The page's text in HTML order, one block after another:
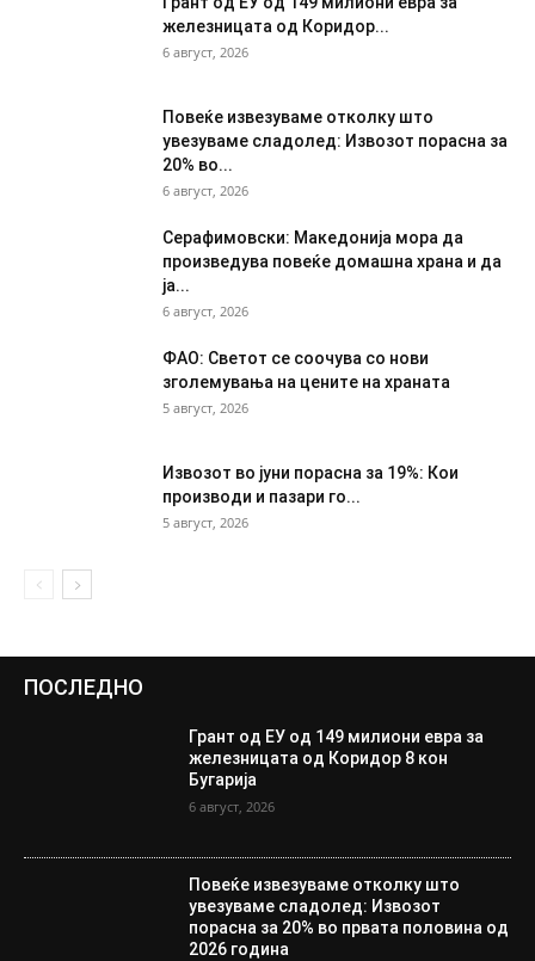
железницата од Коридор...
6 август, 2026
Повеќе извезуваме отколку што
увезуваме сладолед: Извозот порасна за
20% во...
6 август, 2026
Серафимовски: Македонија мора да
произведува повеќе домашна храна и да
ја...
6 август, 2026
ФАО: Светот се соочува со нови
зголемувања на цените на храната
5 август, 2026
Извозот во јуни порасна за 19%: Кои
производи и пазари го...
5 август, 2026
ПОСЛЕДНО
Грант од ЕУ од 149 милиони евра за
железницата од Коридор 8 кон
Бугарија
6 август, 2026
Повеќе извезуваме отколку што
увезуваме сладолед: Извозот
порасна за 20% во првата половина од
2026 година